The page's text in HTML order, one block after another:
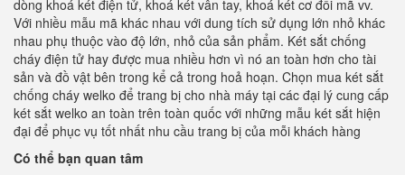
dòng khoá két điện tử, khoá két vân tay, khoá két cơ đổi mã vv.
Với nhiều mẫu mã khác nhau với dung tích sử dụng lớn nhỏ khác
nhau phụ thuộc vào độ lớn, nhỏ của sản phẩm. Két sắt chống
cháy điện tử hay được mua nhiều hơn vì nó an toàn hơn cho tài
sản và đồ vật bên trong kể cả trong hoả hoạn. Chọn mua két sắt
chống cháy welko để trang bị cho nhà máy tại các đại lý cung cấp
két sắt welko an toàn trên toàn quốc với những mẫu két sắt hiện
đại để phục vụ tốt nhất nhu cầu trang bị của mỗi khách hàng
Có thể bạn quan tâm